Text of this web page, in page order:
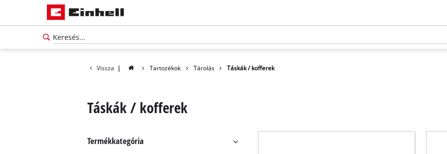
Vissza | Tartozékok Tárolás Táskák / kofferek
Táskák / kofferek
Termékkategória